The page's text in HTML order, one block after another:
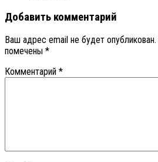
Добавить комментарий
Ваш адрес email не будет опубликован.
помечены *
Комментарий *